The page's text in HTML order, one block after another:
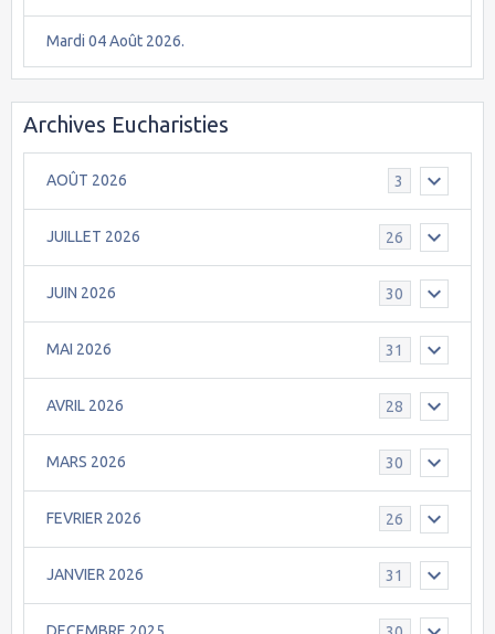
Mardi 04 Août 2026.
Archives Eucharisties
AOÛT 2026 3
JUILLET 2026 26
JUIN 2026 30
MAI 2026 31
AVRIL 2026 28
MARS 2026 30
FEVRIER 2026 26
JANVIER 2026 31